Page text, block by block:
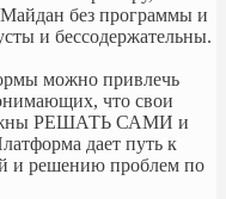
без программы и
и бессодержательны.
можно привлечь
что свои
РЕШАТЬ САМИ и
дает путь к
и решению проблем по